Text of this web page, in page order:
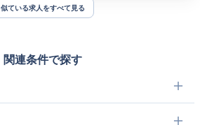
似ている求人をすべて見る
関連条件で探す